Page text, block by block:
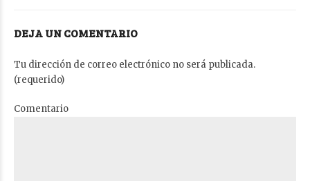
DEJA UN COMENTARIO
Tu dirección de correo electrónico no será publicada.
(requerido)
Comentario